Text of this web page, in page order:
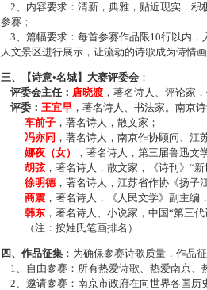
2、内容要求：清新，典雅，贴近现实，积
参赛；
3、篇幅要求：每首参赛作品限10行以内，
人文景区进行展示，让流动的诗歌成为诗
三、【诗意•名城】大赛评委会 ：
评委会主任： 唐晓渡 ，著名诗人、评论家
评委： 王宜早 ，著名诗人、书法家。南京
车前子 ，著名诗人，散文家；
冯亦同 ，著名诗人，南京作协顾问、江
娜夜（女）
，著名诗人，第三届鲁迅文
胡弦，著名诗人，散文家，《诗刊》“
徐明德，著名诗人，江苏省作协《扬子
商震 ，著名诗人，《人民文学》副主编
韩东 ，著名诗人、小说家，中国“第三
（注：按姓氏笔画排名）
四、作品征集 ：为确保参赛诗歌质量，作品
1、自由参赛：所有热爱诗歌、热爱南京、
2、邀请参赛：南京市政府在向世界各国历